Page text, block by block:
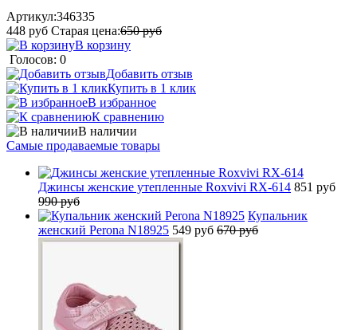
Артикул:346335
448 руб Старая цена:650руб
В корзину
Голосов: 0
Добавить отзыв
Купить в 1 клик
В избранное
К сравнению
В наличии
Самые продаваемые товары
Джинсы женские утепленные Roxvivi RX-614 851 руб
990 руб
Купальник
женский Perona N18925 549 руб 670 руб